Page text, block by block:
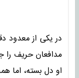
در یکی از معدود
مدافعان حریف را
او دل بسته، اما